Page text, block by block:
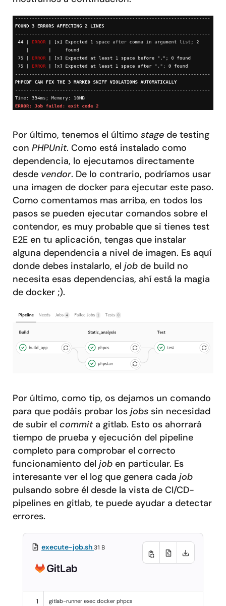
Por último, tenemos el último stage de testing
con PHPUnit. Como está instalado como
dependencia, lo ejecutamos directamente
desde vendor. De lo contrario, podríamos usar
una imagen de docker para ejecutar este paso.
Como comentamos mas arriba, en todos los
pasos se pueden ejecutar comandos sobre el
contendor, es muy probable que si tienes test
E2E en tu aplicación, tengas que instalar
alguna dependencia a nivel de imagen. Es aquí
donde debes instalarlo, el job de build no
necesita esas dependencias, ahí está la magia
de docker ;).
Por último, como tip, os dejamos un comando
para que podáis probar los jobs sin necesidad
de subir el commita gitlab. Esto os ahorrará
tiempo de prueba y ejecución del pipeline
completo para comprobar el correcto
funcionamiento del job en particular. Es
interesante ver el log que genera cada job
pulsando sobre él desde la vista de CI/CD-
pipelines en gitlab, te puede ayudar a detectar
errores.
execute-job.sh 31 B
1 gitlab-runner exec docker phpcs